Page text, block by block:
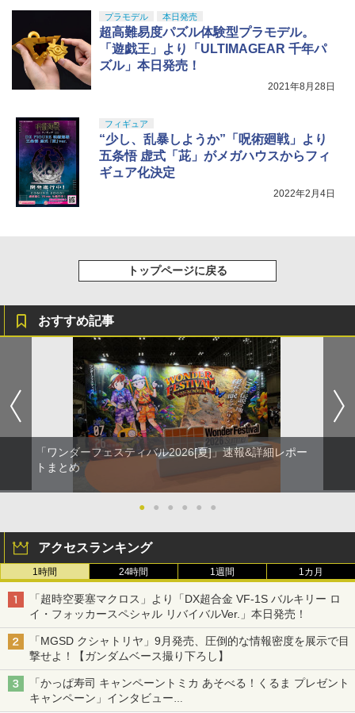
プラモデル 本日発売
超高難易度パズル体験型プラモデル。
「遊戯王」より「ULTIMAGEAR 千年パ
ズル」本日発売！
2021年8月28日
フィギュア
“少し、乱暴しようか”「呪術廻戦」より
五条悟 虚式「茈」がメガハウスからフィ
ギュア化決定
2022年2月4日
トップページに戻る
おすすめ記事
「ワンダーフェスティバル2026[夏]」速報&詳細レポー
トまとめ
● ● ● ● ● ●
アクセスランキング
1時間 24時間 1週間 1カ月
「超時空要塞マクロス」より「DX超合金 VF-1S バルキリー ロ
イ・フォッカースペシャル リバイバルVer.」本日発売！
「MGSD クシャトリヤ」9月発売、圧倒的な情報密度を展示で目
撃せよ！【ガンダムベース撮り下ろし】
「かっぱ寿司 キャンペーントミカ あそべる！くるま プレゼント
キャンペーン」インタビュー